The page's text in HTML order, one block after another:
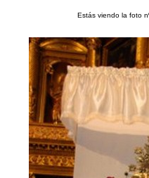
Estás viendo la foto